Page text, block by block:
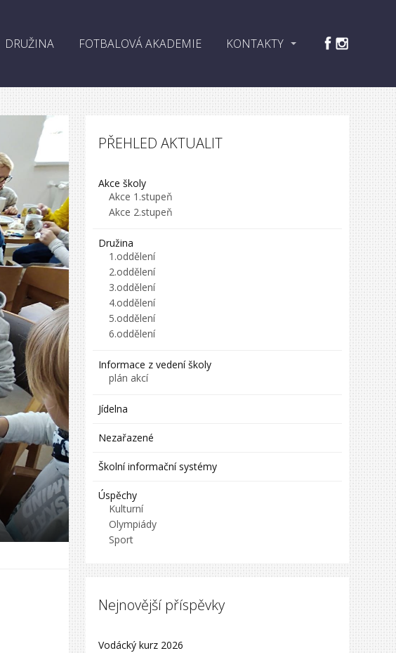
DRUŽINA FOTBALOVÁ AKADEMIE KONTAKTY
PŘEHLED AKTUALIT
Akce školy
Akce 1.stupeň
Akce 2.stupeň
Družina
1.oddělení
2.oddělení
3.oddělení
4.oddělení
5.oddělení
6.oddělení
Informace z vedení školy
plán akcí
Jídelna
Nezařazené
Školní informační systémy
Úspěchy
Kulturní
Olympiády
Sport
Nejnovější příspěvky
Vodácký kurz 2026